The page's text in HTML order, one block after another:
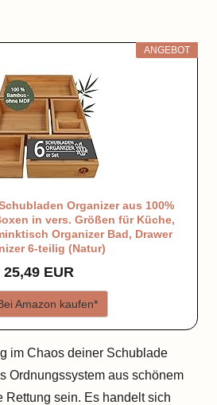
ANGEBOT
Organizer aus 100%
in vers. Größen für Küche,
Organizer Bad, Drawer
6-teilig (Natur)
25,49 EUR
Amazon kaufen*
im Chaos deiner Schublade
Ordnungssystem aus schönem
Rettung sein. Es handelt sich